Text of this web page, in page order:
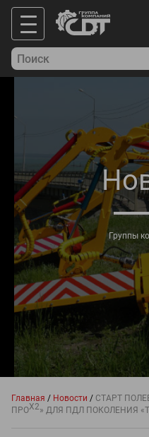
Группы
Главная / Новости / СТАРТ
ПРОX2» ДЛЯ ПДЛ ПОКОЛЕНИЯ